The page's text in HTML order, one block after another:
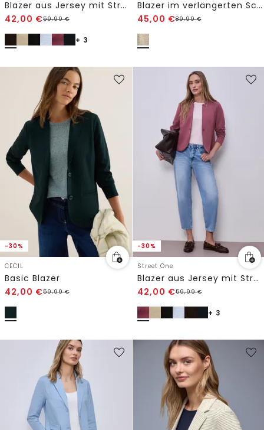
Blazer aus Jersey mit Struktur
42,00 €59,99€
+ 3
Blazer im verlängerten Schnitt
45,00 €89,99€
-30%
CECIL
Basic Blazer
42,00 €59,99€
-30%
Street One
Blazer aus Jersey mit Struktur
42,00 €59,99€
+ 3